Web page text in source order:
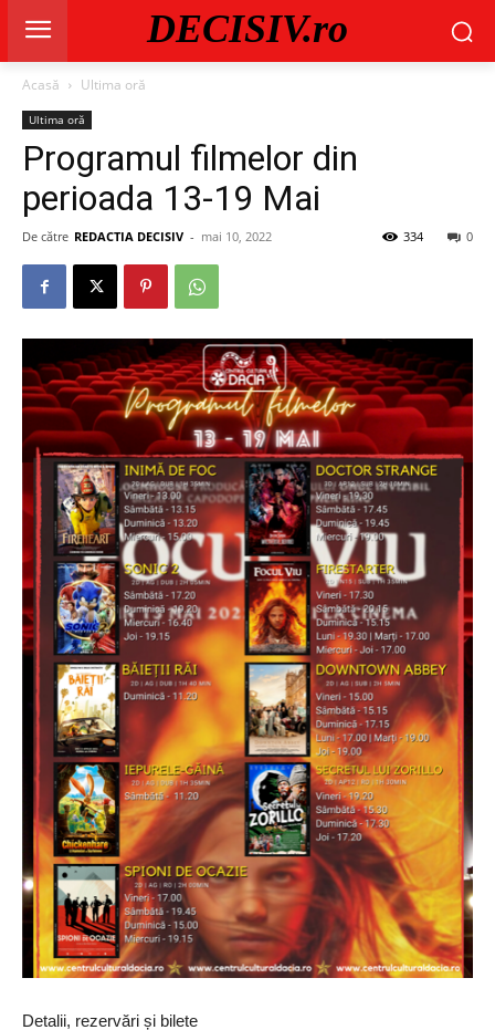
DECISIV.ro
Acasă Ultima oră
Ultima oră
Programul filmelor din
perioada 13-19 Mai
De către REDACTIA DECISIV - mai 10, 2022 0
334
Detalii, rezervări și bilete